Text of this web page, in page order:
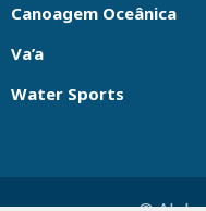
Canoagem Oceânica
Va’a
Water Sports